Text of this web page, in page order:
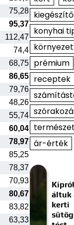
75,28
95,37
112,47
74,4
68,75
86,65
79,76
48,26
55,74
60,04
78,97
85,25
78,37
70,93
80,67
83,82
63,33
konyhai
prémium
receptek
természet
ár-érték
áltuk
kerti